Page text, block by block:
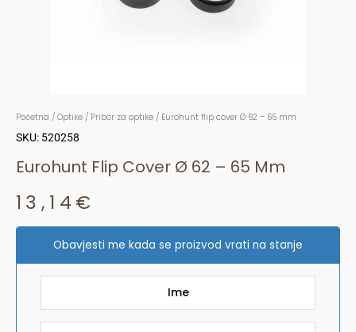
Početna / Optike / Pribor za optike / Eurohunt flip cover Ø 62 – 65 mm
SKU: 520258
Eurohunt Flip Cover Ø 62 – 65 Mm
13,14 €
Obavjesti me kada se proizvod vrati na stanje